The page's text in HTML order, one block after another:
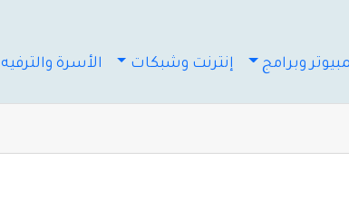
وبرامج إنترنت وشبكات الأسرة والترفيه